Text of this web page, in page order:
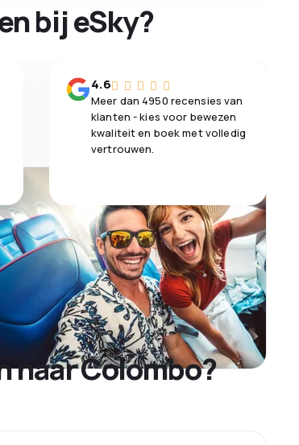
bij eSky?
4.6
Meer dan 4950 recensies van
klanten - kies voor bewezen
kwaliteit en boek met volledig
vertrouwen.
naar Colombo?